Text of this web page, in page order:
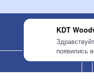
KDT
появились